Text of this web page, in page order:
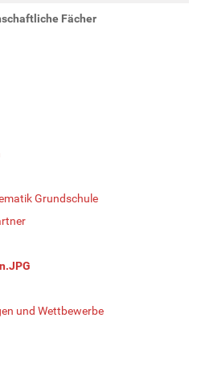
Fächer
Grundschule
und Wettbewerbe